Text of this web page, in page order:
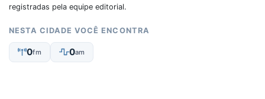
registradas pela equipe editorial.
NESTA CIDADE VOCÊ ENCONTRA
0fm 0am